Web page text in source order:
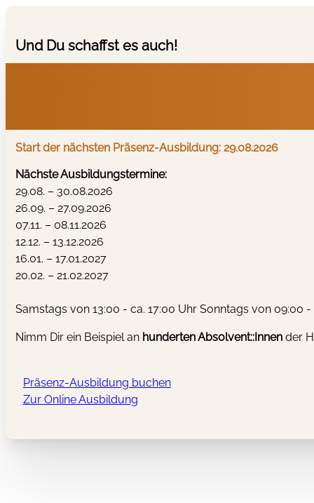
Und Du schaffst es auch!
Start der nächsten Präsenz-Ausbildung: 29.08.2026
Nächste Ausbildungstermine:
29.08. – 30.08.2026
26.09. – 27.09.2026
07.11. – 08.11.2026
12.12. – 13.12.2026
16.01. – 17.01.2027
20.02. – 21.02.2027
Samstags von 13:00 - ca. 17:00 Uhr Sonntags von 09:00 -
Nimm Dir ein Beispiel an hundertenAbsolvent::Innender
Präsenz-Ausbildung buchen
Zur Online Ausbildung